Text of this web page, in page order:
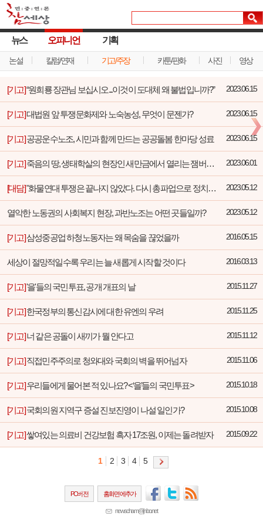
뉴스 오피니언
논설 칼럼/연재 기고/주장 카툰/판화 사진 영상
기획
[기고]“원희룡 장관님 보십시오...이것이 도대체 왜 불법입니까?” 2023.06.15
[기고]대법원 앞 투쟁문화제와 노숙농성, 무엇이 문젠가? 2023.06.15
[기고]공공운수노조, 시민과 함께 만드는 공공돌봄 한마당 성료 2023.06.15
[기고]죽음의 땅, 생태학살의 현장인 새만금에서 열리는 잼버리 대회에 보이콧을 선언하시길 촉구합니다! 2023.06.01
[대담]"화물연대 투쟁은 끝나지 않았다. 다시 총파업으로 정치에 책임을 물을 터" 2023.05.12
열악한 노동권의 사회복지 현장, 과반노조는 어떤 곳들일까? 2023.05.12
[기고]삼성중공업 하청노동자는 왜 목숨을 끊었을까 2016.05.15
세상이 절망적일수록 우리는 늘 새롭게 시작할 것이다 2016.03.13
[기고]'을'들의 국민투표, 공개 개표의 날 2015.11.27
[기고]한국정부의 통신감시에 대한 유엔의 우려 2015.11.25
[기고]너 같은 공돌이 새끼가 뭘 안다고 2015.11.12
[기고]직접민주주의로 청와대와 국회의 벽을 뛰어넘자 2015.11.06
[기고]우리들에게 물어본 적 있나요? <‘을’들의 국민투표> 2015.10.18
[기고]국회의원 지역구 증설 진보진영이 나설 일인가? 2015.10.08
[기고]쌓여있는 의료비 건강보험 흑자 17조원, 이제는 돌려받자 2015.09.22
1 2 3 4 5
PC버전 홈화면에추가
newscham@jinbo.net